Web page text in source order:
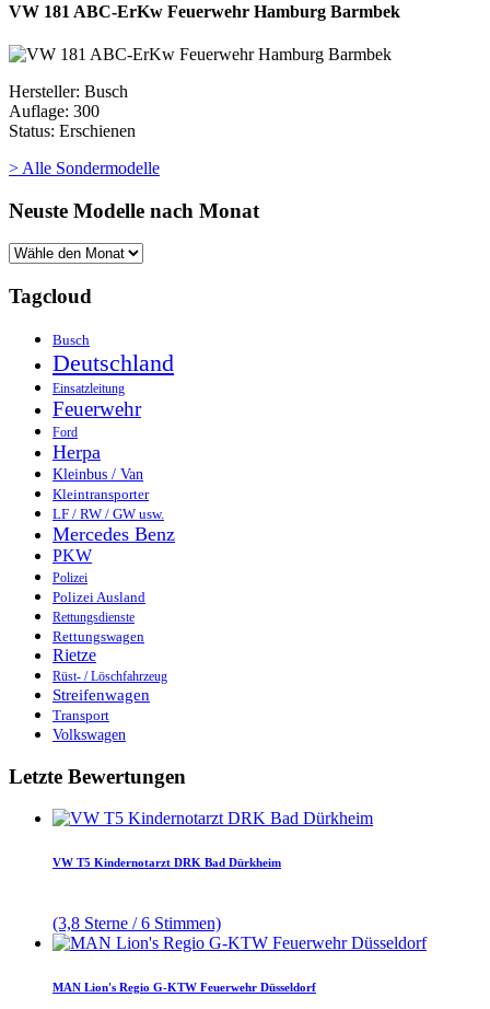
VW 181 ABC-ErKw Feuerwehr Hamburg Barmbek
Hersteller: Busch
Auflage: 300
Status: Erschienen
> Alle Sondermodelle
Neuste Modelle nach Monat
Tagcloud
Busch
Deutschland
Einsatzleitung
Feuerwehr
Ford
Herpa
Kleinbus / Van
Kleintransporter
LF / RW / GW usw.
Mercedes Benz
PKW
Polizei
Polizei Ausland
Rettungsdienste
Rettungswagen
Rietze
Rüst- / Löschfahrzeug
Streifenwagen
Transport
Volkswagen
Letzte Bewertungen
VW T5 Kindernotarzt DRK Bad Dürkheim
(3,8 Sterne / 6 Stimmen)
MAN Lion's Regio G-KTW Feuerwehr Düsseldorf